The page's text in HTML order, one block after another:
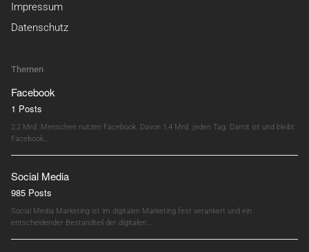
Impressum
Datenschutz
Themen
Facebook
1 Posts
2,2 Mrd. Menschen nutzen Facebook. Davon 1,4 Mrd. jeden Tag. Damit ist und bleibt
Facebook…
Social Media
985 Posts
Social Media Marketing ist im digitalen Marketing fest verankert und ein
entscheidender Bestandteil der digitalen…